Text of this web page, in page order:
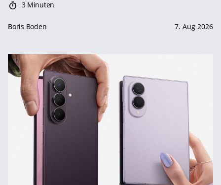
3 Minuten
Boris Boden 7. Aug 2026